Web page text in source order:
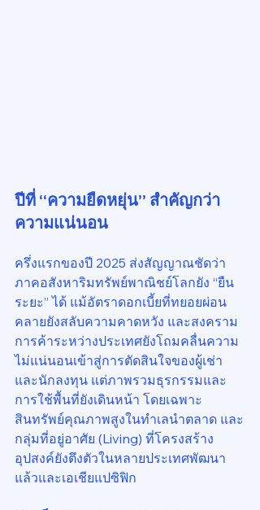
ปีที่ “ความยืดหยุ่น” สำคัญกว่า
ความแน่นอน
ครึ่งแรกของปี 2025 ส่งสัญญาณชัดว่า
ภาคอสังหาริมทรัพย์พาณิชย์โลกยัง “ยืน
ระยะ” ได้ แม้อัตราดอกเบี้ยที่ทยอยผ่อน
คลายยังสลับความคาดหวัง และสงคราม
การค้าระหว่างประเทศยังโถมคลื่นความ
ไม่แน่นอนเข้าสู่การตัดสินใจของผู้เช่า
และนักลงทุน แต่ภาพรวมธุรกรรมและ
การใช้พื้นที่ยังเดินหน้า โดยเฉพาะ
สินทรัพย์คุณภาพสูงในทำเลนำตลาด และ
กลุ่มที่อยู่อาศัย (Living) ที่โครงสร้าง
อุปสงค์ยังตึงตัวในหลายประเทศพัฒนา
แล้วและเอเชียแปซิฟิก